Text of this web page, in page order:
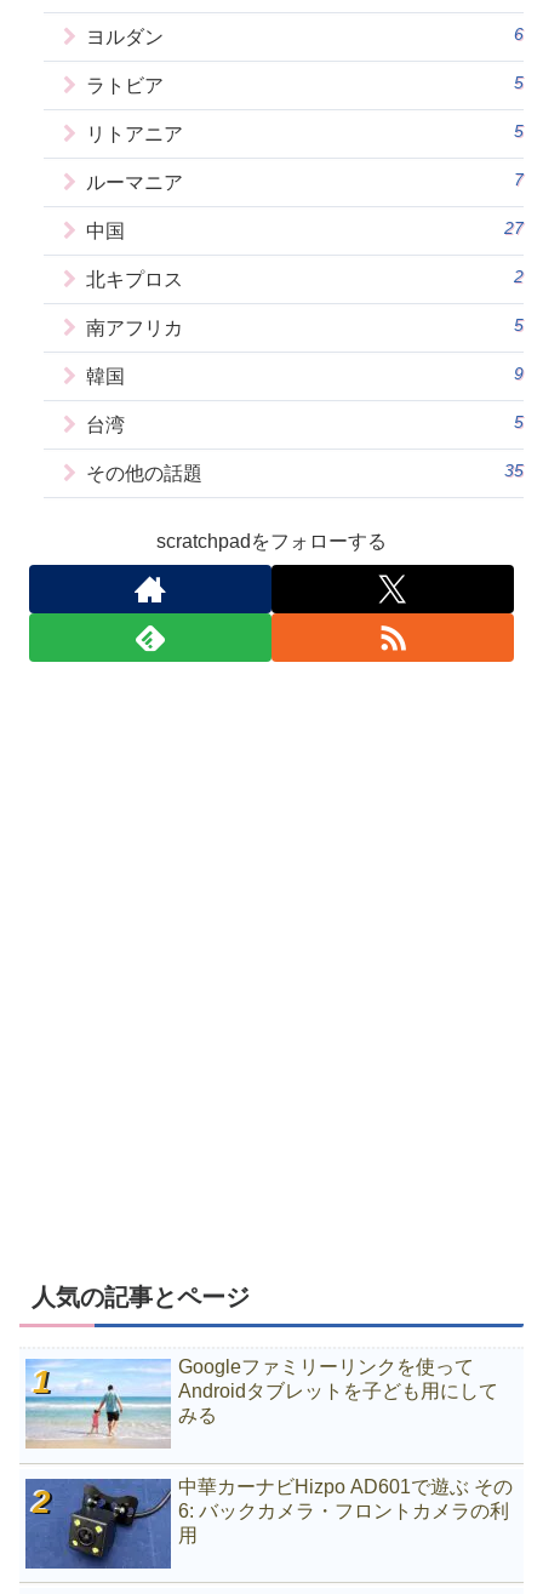
ヨルダン 6
ラトビア 5
リトアニア 5
ルーマニア 7
中国 27
北キプロス 2
南アフリカ 5
韓国 9
台湾 5
その他の話題 35
scratchpadをフォローする
人気の記事とページ
Googleファミリーリンクを使って
Androidタブレットを子ども用にして
みる
中華カーナビHizpo AD601で遊ぶ その
6: バックカメラ・フロントカメラの利
用